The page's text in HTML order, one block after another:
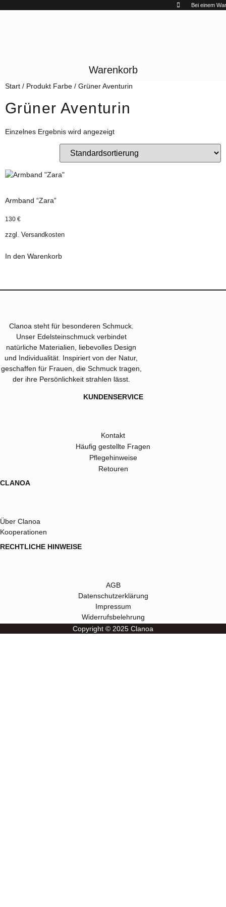
Bei einem
Warenkorb
Start / Produkt Farbe / Grüner Aventurin
Grüner Aventurin
Einzelnes Ergebnis wird angezeigt
Armband “Zara”
130 €
zzgl. Versandkosten
In den Warenkorb
Clanoa steht für besonderen Schmuck.
Unser Edelsteinschmuck verbindet
natürliche Materialien, liebevolles Design
und Individualität. Inspiriert von der Natur,
geschaffen für Frauen, die Schmuck tragen,
der ihre Persönlichkeit strahlen lässt.
KUNDENSERVICE
Kontakt
Häufig gestellte Fragen
Pflegehinweise
Retouren
CLANOA
Über Clanoa
Kooperationen
RECHTLICHE HINWEISE
AGB
Datenschutzerklärung
Impressum
Widerrufsbelehrung
Copyright © 2025 Clanoa